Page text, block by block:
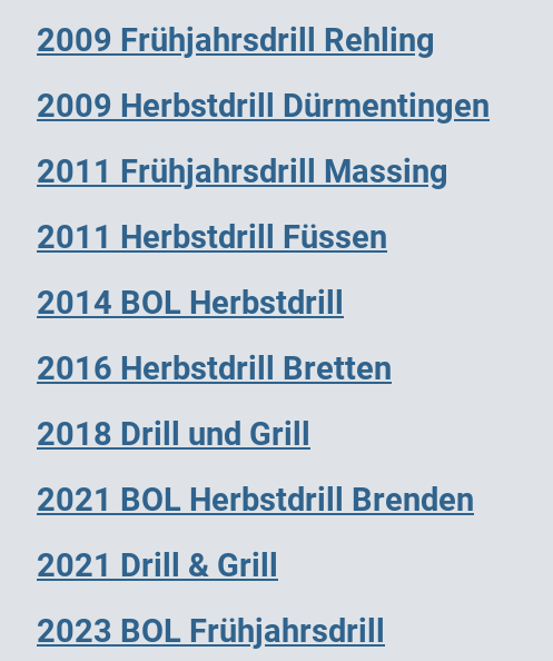
2009 Frühjahrsdrill Rehling
2009 Herbstdrill Dürmentingen
2011 Frühjahrsdrill Massing
2011 Herbstdrill Füssen
2014 BOL Herbstdrill
2016 Herbstdrill Bretten
2018 Drill und Grill
2021 BOL Herbstdrill Brenden
2021 Drill & Grill
2023 BOL Frühjahrsdrill